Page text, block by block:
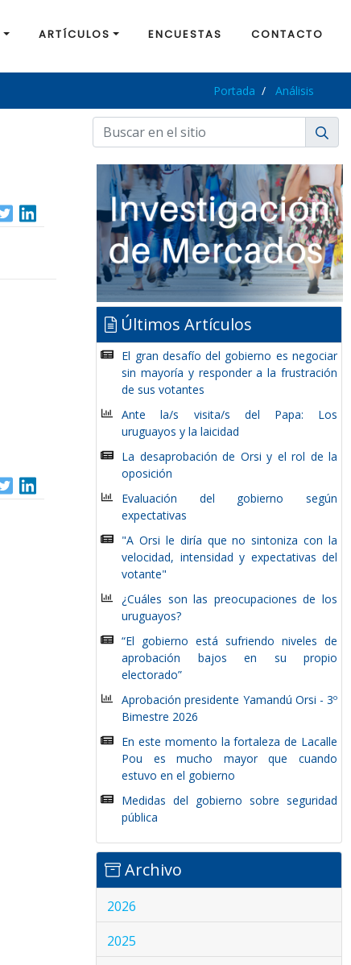
ARTÍCULOS ENCUESTAS CONTACTO
Portada Análisis
Últimos Artículos
El gran desafío del gobierno es negociar
sin mayoría y responder a la frustración
de sus votantes
Ante la/s visita/s del Papa: Los
uruguayos y la laicidad
La desaprobación de Orsi y el rol de la
oposición
Evaluación del gobierno según
expectativas
"A Orsi le diría que no sintoniza con la
velocidad, intensidad y expectativas del
votante"
¿Cuáles son las preocupaciones de los
uruguayos?
“El gobierno está sufriendo niveles de
aprobación bajos en su propio
electorado”
Aprobación presidente Yamandú Orsi - 3º
Bimestre 2026
En este momento la fortaleza de Lacalle
Pou es mucho mayor que cuando
estuvo en el gobierno
Medidas del gobierno sobre seguridad
pública
Archivo
2026
2025